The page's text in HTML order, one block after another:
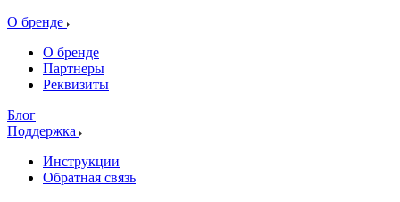
О бренде
О бренде
Партнеры
Реквизиты
Блог
Поддержка
Инструкции
Обратная связь